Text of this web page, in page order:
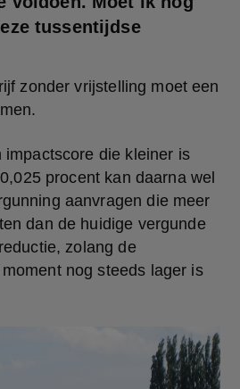
tussentijdse
zonder vrijstelling moet een
impactscore die kleiner is
procent kan daarna wel
aanvragen die meer
dan de huidige vergunde
zolang de
nog steeds lager is